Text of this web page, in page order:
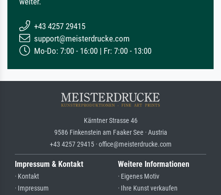
+43 4257 29415
support@meisterdrucke.com
Mo-Do: 7:00 - 16:00 | Fr: 7:00 - 13:00
Kärntner Strasse 46
9586 Finkenstein am Faaker See · Austria
+43 4257 29415 · office@meisterdrucke.com
Impressum & Kontakt
· Kontakt
· Impressum
Weitere Informationen
· Eigenes Motiv
· Ihre Kunst verkaufen